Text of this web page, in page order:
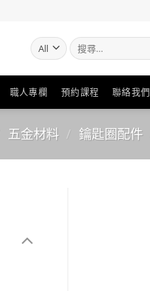
搜
尋
字:
職人專欄 預約課程 聯絡我們
五金材料 / 鑰匙圈配件